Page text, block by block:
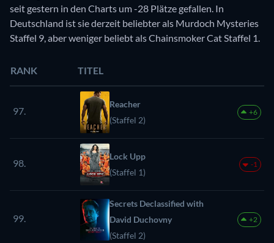
seit gestern in den Charts um -28 Plätze gefallen. In
Deutschland ist sie derzeit beliebter als Murdoch Mysteries
Staffel 9, aber weniger beliebt als Chainsmoker Cat Staffel 1.
RANK TITEL
97.
Reacher
(Staffel 2)
+6
98.
Lock Upp
(Staffel 1)
-1
99.
Secrets Declassified with
David Duchovny
(Staffel 2)
+2